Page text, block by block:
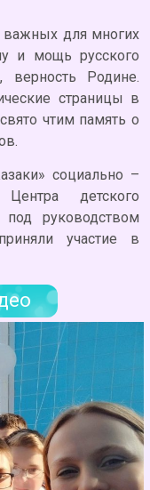
для многих
и мощь русского
Родине.
страницы в
чтим память о
социально –
Центра детского
под руководством
участие в